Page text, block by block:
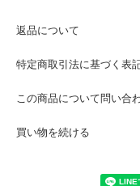
返品について
特定商取引法に基づく表
この商品について問い合
買い物を続ける